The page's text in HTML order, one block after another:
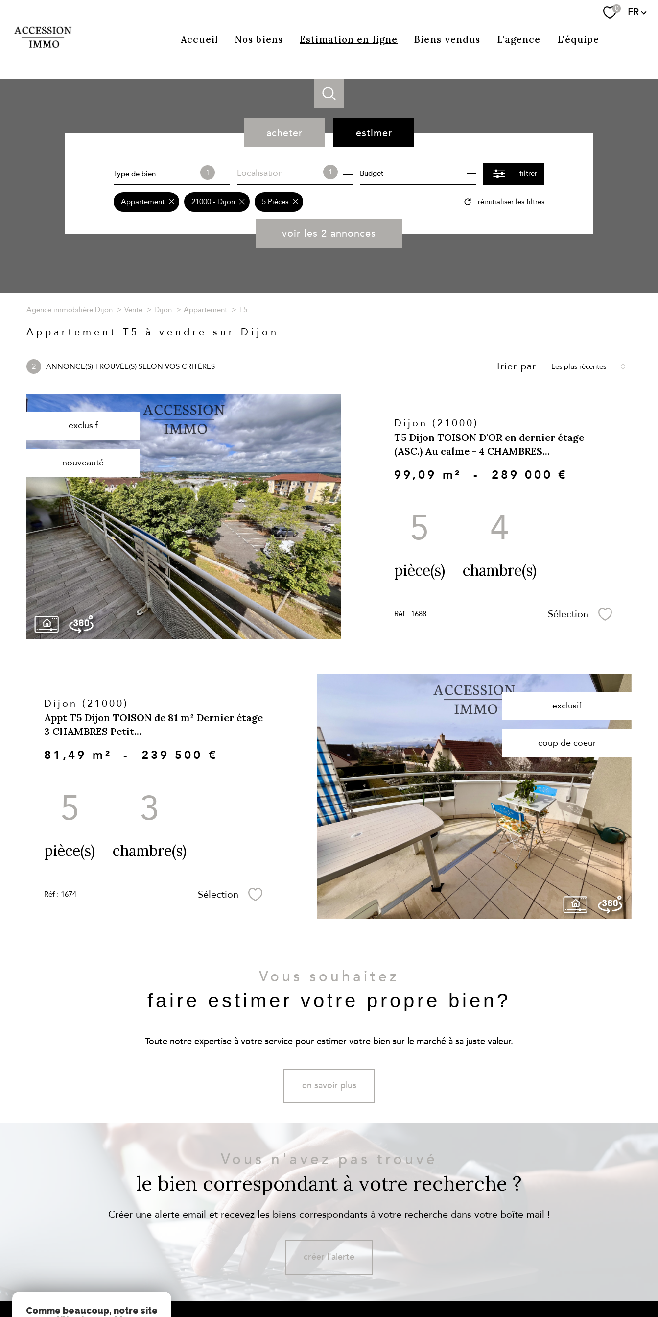
0 Langue
FR
Accueil Nos biens Estimation en ligne Biens vendus L'agence L'équipe
acheter estimer
Type de bien 1 1
Localisation Budget filtrer
voir les 2 annonces
Appartement 21000 - Dijon 5 Pièces réinitialiser les filtres
Agence immobilière Dijon Vente Dijon Appartement T5
Appartement T5 à vendre sur Dijon
2 ANNONCE(S) TROUVÉE(S) SELON VOS CRITÈRES Trier par Les plus récentes
exclusif
nouveauté
voir le
bien
Dijon (21000)
T5 Dijon TOISON D'OR en dernier étage
(ASC.) Au calme - 4 CHAMBRES...
99,09 m² - 289 000 €
5
pièce(s)
4
chambre(s)
Réf : 1688 Sélection Sélectionner
exclusif
coup de coeur
voir le
bien
Dijon (21000)
Appt T5 Dijon TOISON de 81 m² Dernier étage
3 CHAMBRES Petit...
81,49 m² - 239 500 €
5
pièce(s)
3
chambre(s)
Réf : 1674 Sélection Sélectionner
Vous souhaitez
faire estimer votre propre bien?
Toute notre expertise à votre service pour estimer votre bien sur le marché à sa juste valeur.
en savoir plus
Vous n'avez pas trouvé
le bien correspondant à votre recherche ?
Créer une alerte email et recevez les biens correspondants à votre recherche dans votre boîte mail !
créer l'alerte
Comme beaucoup, notre site